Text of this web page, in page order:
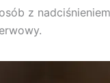
z